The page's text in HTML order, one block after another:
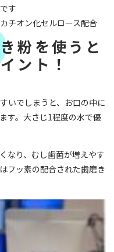
す
チオン化セルロース配合
粉を使うと
ント！
いでしまうと、お口の中に
す。大さじ1程度の水で優
なり、むし歯菌が増えやす
フッ素の配合された歯磨き